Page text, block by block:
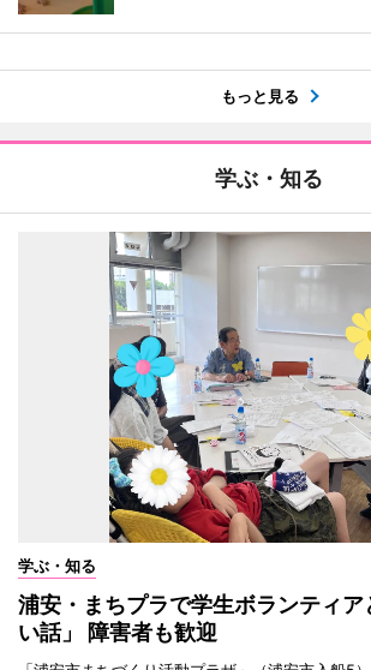
もっと見る
学ぶ・知る
学ぶ・知る
浦安・まちプラで学生ボランティ
い話」 障害者も歓迎